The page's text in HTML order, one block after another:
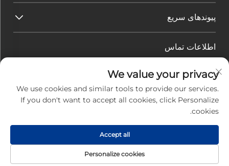
پیوندهای سریع
اطلاعات تماس
شهر ژوهای، استان گوانگ‌دونگ، چین
ایمیل: [email protected]
تماس: +86-0756-3616108
حق تالیف © 2025 توسط شرکت برق الکترونیک جیویوان ژوهای
|سیاست حفظ حریم خصوصی
We value your privacy
We use cookies and similar tools to provide our services.
If you don't want to accept all cookies, click Personalize
cookies.
Personalize cookies
Accept all